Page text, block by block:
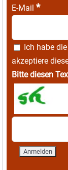
E-Mail *
Ich habe die
akzeptiere
Bitte diesen